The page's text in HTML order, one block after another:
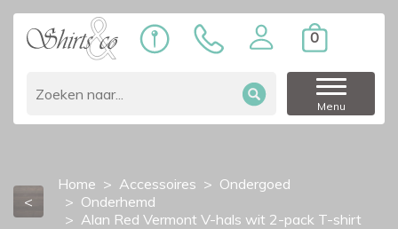
0
Menu
<
Home Accessoires
Ondergoed
Onderhemd
Alan Red Vermont V-hals wit 2-pack T-shirt